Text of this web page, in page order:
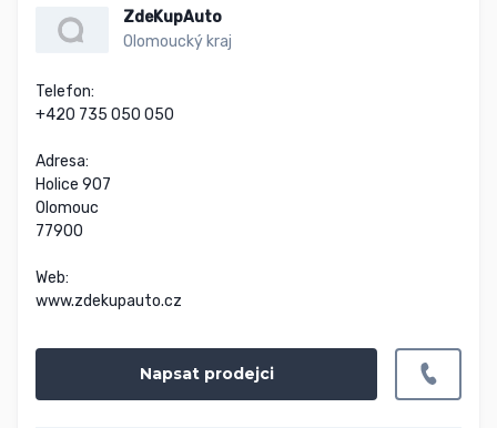
ZdeKupAuto
Olomoucký kraj
Telefon:
+420 735 050 050
Adresa:
Holice 907
Olomouc
77900
Web:
www.zdekupauto.cz
Napsat prodejci